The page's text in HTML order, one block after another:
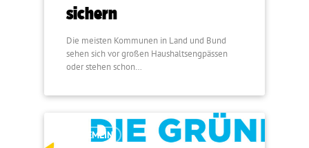
sichern
Die meisten Kommunen in Land und Bund
sehen sich vor großen Haushaltsengpässen
oder stehen schon…
ALLGEMEIN